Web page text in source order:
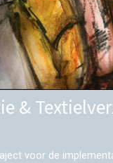
&
voor de